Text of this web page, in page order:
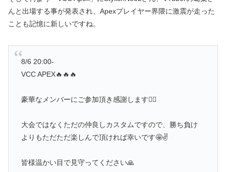
んと出場する事が発表され、Apexプレイヤー界隈に激震が走った
ことも記憶に新しいですね。
8/6 20:00-
VCC APEX🔥🔥🔥
豪華なメンバーにご参加頂き感謝します🙇‍♂️
大会ではなくただの仲良しカスタムですので、勝ち負け
よりもただただ楽しんで頂ければ幸いです🤩✌️
皆様温かい目で見守ってください🙏